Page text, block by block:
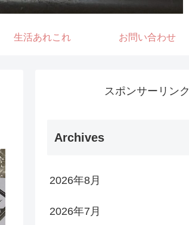
生活あれこれ お問い合わせ
スポンサーリンク
Archives
2026年8月
2026年7月